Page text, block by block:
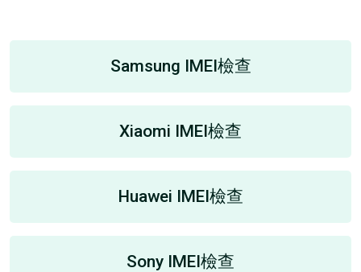
Samsung IMEI檢查
Xiaomi IMEI檢查
Huawei IMEI檢查
Sony IMEI檢查